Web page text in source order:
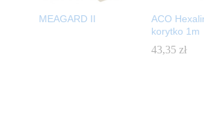
MEAGARD II
ACO
korytko 1m
43,35 zł
43,35 zł